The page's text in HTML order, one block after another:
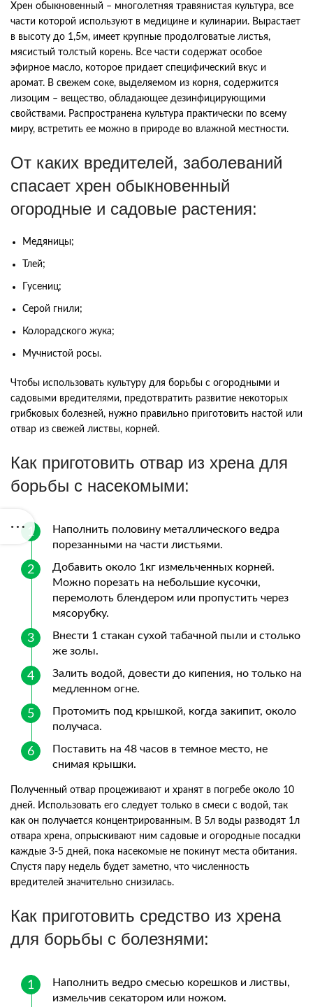
Хрен обыкновенный – многолетняя травянистая культура, все
части которой используют в медицине и кулинарии. Вырастает
в высоту до 1,5м, имеет крупные продолговатые листья,
мясистый толстый корень. Все части содержат особое
эфирное масло, которое придает специфический вкус и
аромат. В свежем соке, выделяемом из корня, содержится
лизоцим – вещество, обладающее дезинфицирующими
свойствами. Распространена культура практически по всему
миру, встретить ее можно в природе во влажной местности.
От каких вредителей, заболеваний
спасает хрен обыкновенный
огородные и садовые растения:
Медяницы;
Тлей;
Гусениц;
Серой гнили;
Колорадского жука;
Мучнистой росы.
Чтобы использовать культуру для борьбы с огородными и
садовыми вредителями, предотвратить развитие некоторых
грибковых болезней, нужно правильно приготовить настой или
отвар из свежей листвы, корней.
Как приготовить отвар из хрена для
борьбы с насекомыми:
Наполнить половину металлического ведра
порезанными на части листьями.
Добавить около 1кг измельченных корней.
Можно порезать на небольшие кусочки,
перемолоть блендером или пропустить через
мясорубку.
Внести 1 стакан сухой табачной пыли и столько
же золы.
Залить водой, довести до кипения, но только на
медленном огне.
Протомить под крышкой, когда закипит, около
получаса.
Поставить на 48 часов в темное место, не
снимая крышки.
Полученный отвар процеживают и хранят в погребе около 10
дней. Использовать его следует только в смеси с водой, так
как он получается концентрированным. В 5л воды разводят 1л
отвара хрена, опрыскивают ним садовые и огородные посадки
каждые 3-5 дней, пока насекомые не покинут места обитания.
Спустя пару недель будет заметно, что численность
вредителей значительно снизилась.
Как приготовить средство из хрена
для борьбы с болезнями:
Наполнить ведро смесью корешков и листвы,
измельчив секатором или ножом.